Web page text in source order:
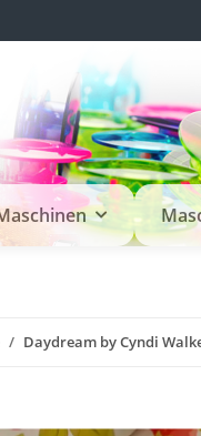
Daydream by Cyndi